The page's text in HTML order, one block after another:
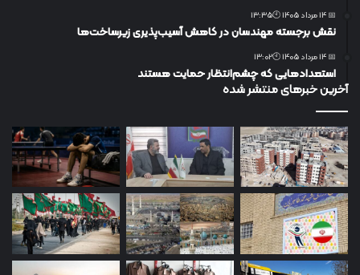
📅 14 مرداد 1405 🕙13:35
نقش برجسته مهندسان در کاهش آسیب‌پذیری زیرساخت‌ها
📅 14 مرداد 1405 🕙13:02
استعدادهایی که چشم‌انتظار حمایت هستند
آخرین خبرهای منتشر شده